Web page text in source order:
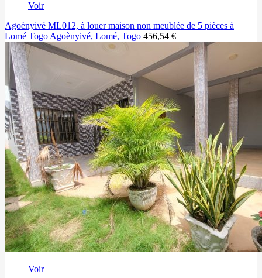
Voir
Agoènyivé ML012, à louer maison non meublée de 5 pièces à
Lomé Togo Agoènyivé, Lomé, Togo 456,54 €
Voir